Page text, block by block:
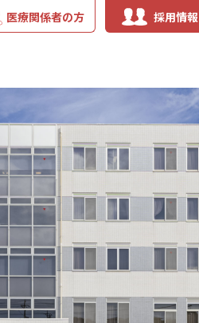
医療関係者の方 採用情報